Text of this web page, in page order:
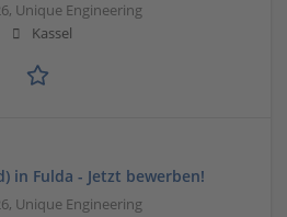
Unique Engineering
Kassel
in Fulda - Jetzt bewerben!
Unique Engineering